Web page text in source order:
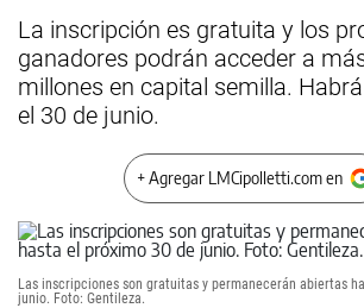
La inscripción es gratuita y los
ganadores podrán acceder a
millones en capital semilla.
el 30 de junio.
+ Agregar LMCipolletti.com en
Las inscripciones son gratuitas y permanecerán abiertas
junio. Foto: Gentileza.